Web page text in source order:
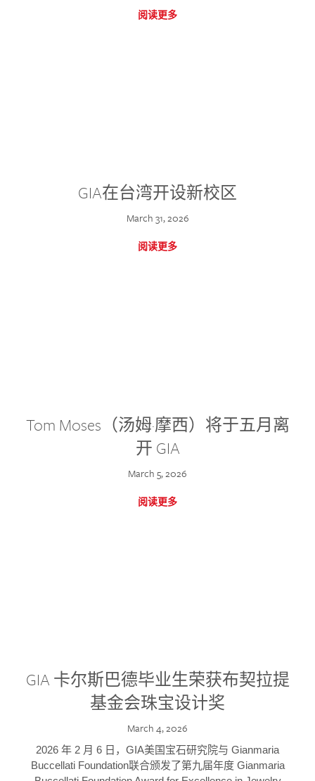
阅读更多
GIA在台湾开设新校区
March 31, 2026
阅读更多
Tom Moses（汤姆·摩西）将于五月离
开 GIA
March 5, 2026
阅读更多
GIA 卡尔斯巴德毕业生荣获布契拉提
基金会珠宝设计奖
March 4, 2026
2026 年 2 月 6 日，GIA美国宝石研究院与 Gianmaria
Buccellati Foundation联合颁发了第九届年度 Gianmaria